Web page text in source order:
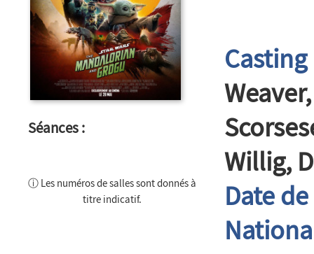
Séances :
ⓘ Les numéros de salles sont donnés à
titre indicatif.
Casting
Willig,
Date